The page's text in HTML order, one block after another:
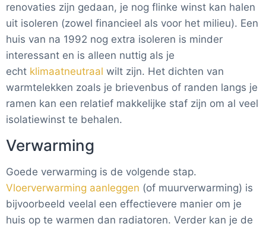
renovaties zijn gedaan, je nog flinke winst kan halen
uit isoleren (zowel financieel als voor het milieu). Een
huis van na 1992 nog extra isoleren is minder
interessant en is alleen nuttig als je
echt klimaatneutraal wilt zijn. Het dichten van
warmtelekken zoals je brievenbus of randen langs je
ramen kan een relatief makkelijke staf zijn om al veel
isolatiewinst te behalen.
Verwarming
Goede verwarming is de volgende stap.
Vloerverwarming aanleggen (of muurverwarming) is
bijvoorbeeld veelal een effectievere manier om je
huis op te warmen dan radiatoren. Verder kan je de